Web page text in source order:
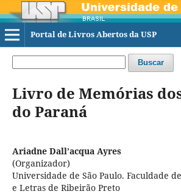
Portal de Livros Abertos da USP
Buscar
Livro de Memórias
do Paraná
Ariadne Dall’acqua Ayres
(Organizador)
Universidade de São Paulo. Faculdade
e Letras de Ribeirão Preto